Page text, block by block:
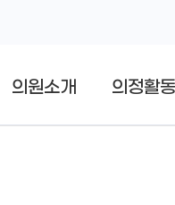
의원소개 의정활동